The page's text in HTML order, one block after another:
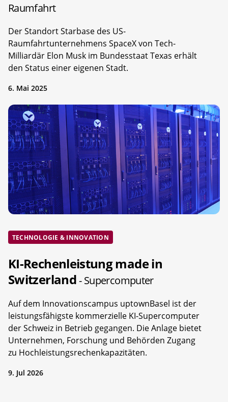
Raumfahrt
Der Standort Starbase des US-
Raumfahrtunternehmens SpaceX von Tech-
Milliardär Elon Musk im Bundesstaat Texas erhält
den Status einer eigenen Stadt.
6. Mai 2025
TECHNOLOGIE & INNOVATION
KI-Rechenleistung made in
Switzerland- Supercomputer
Auf dem Innovationscampus uptownBasel ist der
leistungsfähigste kommerzielle KI-Supercomputer
der Schweiz in Betrieb gegangen. Die Anlage bietet
Unternehmen, Forschung und Behörden Zugang
zu Hochleistungsrechenkapazitäten.
9. Jul 2026